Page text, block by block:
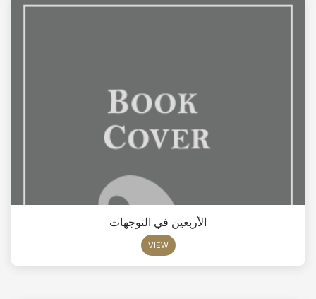
الأربعين في التوجهات
VIEW